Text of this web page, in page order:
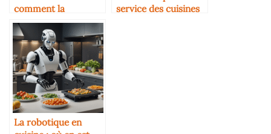
comment la
technologie
transforme
l’expérience culinaire
en 2025
service des cuisines
La robotique en